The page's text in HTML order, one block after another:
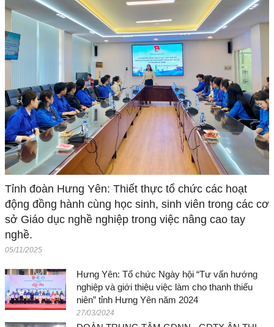
Tỉnh đoàn Hưng Yên: Thiết thực tổ chức các hoạt
động đồng hành cùng học sinh, sinh viên trong các cơ
sở Giáo dục nghề nghiệp trong việc nâng cao tay
nghề.
05/11/2025
Hưng Yên: Tổ chức Ngày hội “Tư vấn hướng
nghiệp và giới thiệu việc làm cho thanh thiếu
niên” tỉnh Hưng Yên năm 2024
27/03/2024